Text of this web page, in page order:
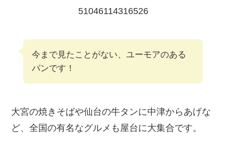
51046114316526
今まで見たことがない、ユーモアのある
パンです！
大宮の焼きそばや仙台の牛タンに中津からあげな
ど、全国の有名なグルメも屋台に大集合です。